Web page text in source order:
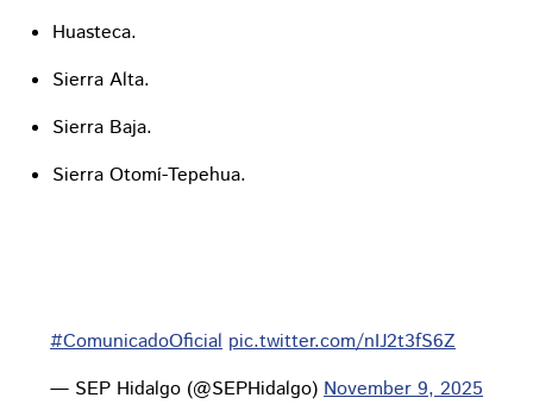
Huasteca.
Sierra Alta.
Sierra Baja.
Sierra Otomí-Tepehua.
#ComunicadoOficial pic.twitter.com/nIJ2t3fS6Z
— SEP Hidalgo (@SEPHidalgo) November 9, 2025